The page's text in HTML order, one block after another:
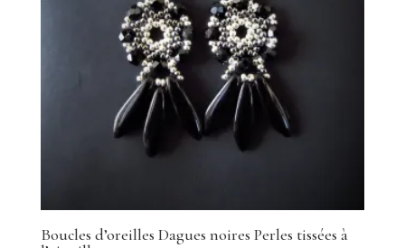
Boucles d’oreilles Dagues noires Perles tissées à